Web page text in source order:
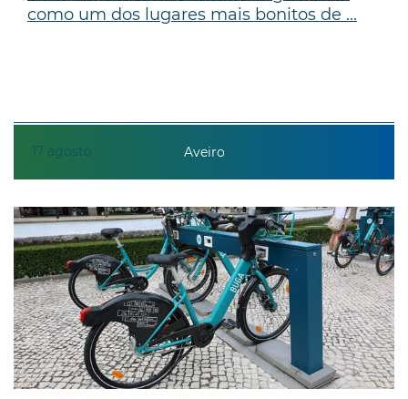
17 agosto
como um dos lugares mais bonitos de ...
Aveiro